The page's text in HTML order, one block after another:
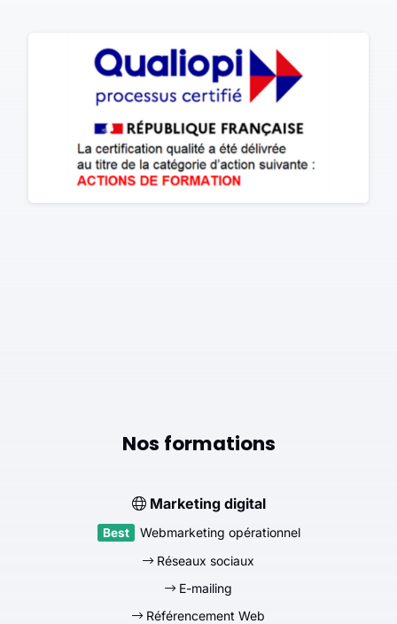
Nos formations
Marketing digital
Webmarketing opérationnel
Réseaux sociaux
E-mailing
Référencement Web